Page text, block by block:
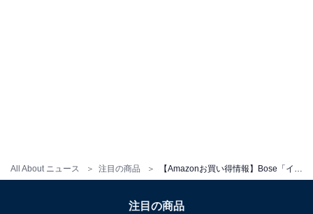
All About ニュース 注目の商品
注目の商品